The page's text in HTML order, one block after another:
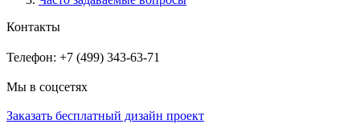
Контакты
Телефон: +7 (499) 343-63-71
Мы в соцсетях
Заказать бесплатный дизайн проект